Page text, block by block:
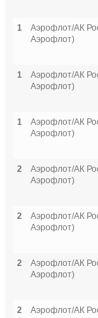
1
Аэрофлот/АК
Аэрофлот)
1
Аэрофлот/АК
Аэрофлот)
1
Аэрофлот/АК
Аэрофлот)
2
Аэрофлот/АК
Аэрофлот)
2
Аэрофлот/АК
Аэрофлот)
2
Аэрофлот/АК
Аэрофлот)
2
Аэрофлот/АК